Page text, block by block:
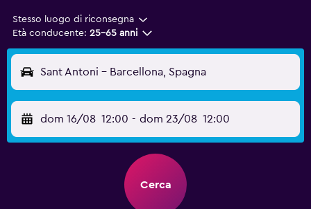
Stesso luogo di riconsegna
Età conducente: 25-65 anni
Sant Antoni - Barcellona, Spagna
dom 16/08 12:00 - dom 23/08 12:00
Cerca